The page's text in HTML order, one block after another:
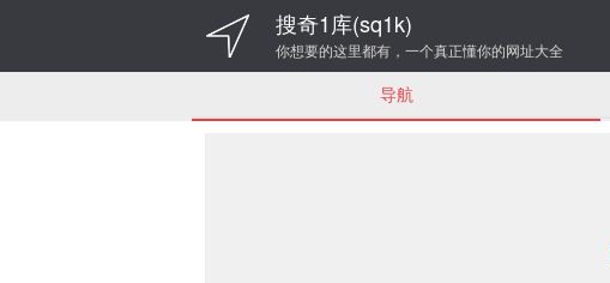
搜奇1库(sq1k)
你想要的这里都有，一个真正懂你的网址大全
导航